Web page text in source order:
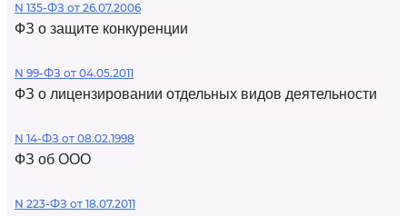
N 135-ФЗ от 26.07.2006
ФЗ о защите конкуренции
N 99-ФЗ от 04.05.2011
ФЗ о лицензировании отдельных видов деятельности
N 14-ФЗ от 08.02.1998
ФЗ об ООО
N 223-ФЗ от 18.07.2011